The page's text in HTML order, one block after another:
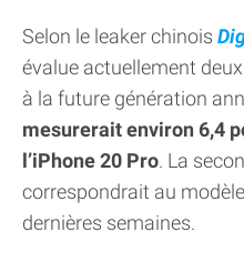
Selon le leaker chinois
évalue actuellement
à la future génération
mesurerait environ 6,4
l’iPhone 20 Pro. La
correspondrait au
dernières semaines.